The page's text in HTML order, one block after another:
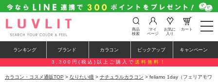
t
o
e
n
a
商品
検索
マイ
ページ
お気に
入り
カート
ランキング ブランド カラコン ピックアップ キャンペーン
3,300円(税込)以上ご購入で 送料無料！
カラコン・コスメ通販TOP > なりたい瞳 > ナチュラルカラコン > feliamo 1day（フェリアモワ